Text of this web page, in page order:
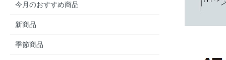
今月のおすすめ商品
新商品
季節商品